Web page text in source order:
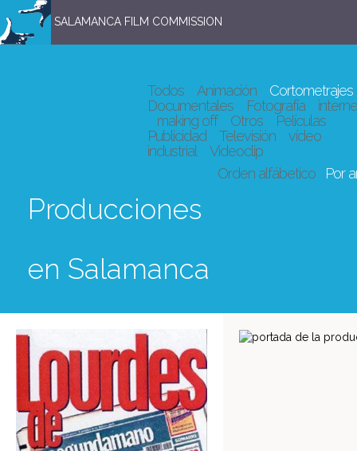
SALAMANCA FILM COMMISSION
Todos Animación
Cortometrajes
Documentales
Fotografía
making off
Otros
Películas
Publicidad
Televisión
vídeo
industrial
Videoclip
Orden alfábetico
Por
Producciones
en Salamanca